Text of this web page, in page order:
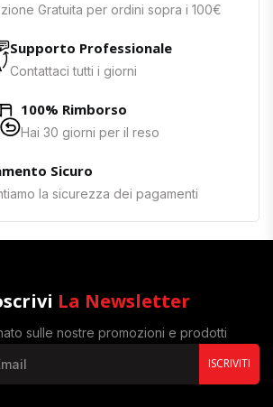
Gratuita per ordini sopra i 100€
Supporto Professionale
Contattaci tutti i giorni
100% Rimborso
Hai 30 giorni per il reso
Sicuro
la sicurezza dei pagamenti
La Newsletter
sulle nostre promozioni e prodotti
ISCRIVITI